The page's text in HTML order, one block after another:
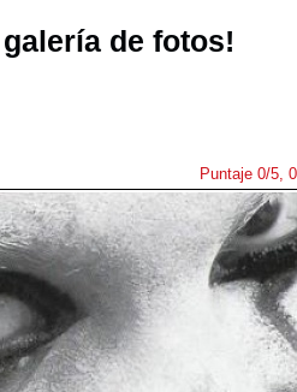
de fotos!
Puntaje 0/5,